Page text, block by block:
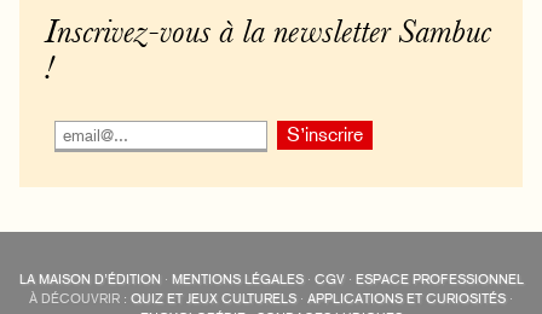
Inscrivez-vous à la newsletter Sambuc
!
LA MAISON D’ÉDITION · MENTIONS LÉGALES· CGV· ESPACE PROFESSIONNEL
À DÉCOUVRIR : QUIZ ET JEUX CULTURELS · APPLICATIONS ET CURIOSITÉS ·